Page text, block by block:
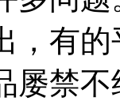
，有
屡禁